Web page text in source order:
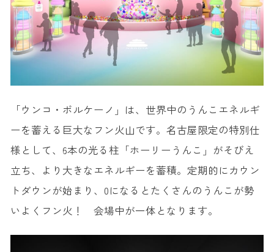
「ウンコ・ボルケーノ」は、世界中のうんこエネルギ
ーを蓄える巨大なフン火山です。名古屋限定の特別仕
様として、6本の光る柱「ホーリーうんこ」がそびえ
立ち、より大きなエネルギーを蓄積。定期的にカウン
トダウンが始まり、0になるとたくさんのうんこが勢
いよくフン火！ 会場中が一体となります。